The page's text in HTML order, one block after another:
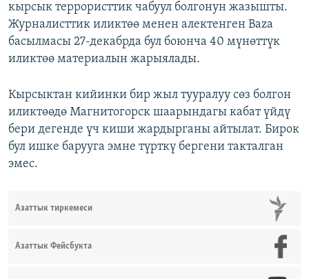
кырсык террористтик чабуул болгонун жазышты.
Журналисттик иликтөө менен алектенген Baza
басылмасы 27-декабрда бул боюнча 40 мүнөттүк
иликтөө материалын жарыялады.
Кырсыктан кийинки бир жыл тууралуу сөз болгон
иликтөөдө Магнитогорск шаарындагы кабат үйдү
бери дегенде үч киши жардырганы айтылат. Бирок
бул ишке барууга эмне түрткү бергени такталган
эмес.
Азаттык тиркемеси
Азаттык Фейсбукта